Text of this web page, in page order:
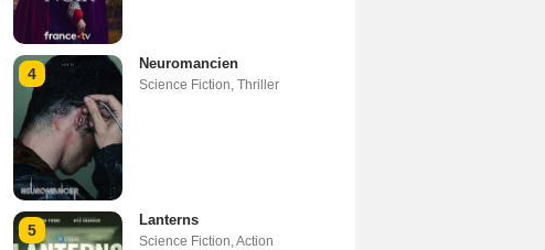
4
Neuromancien
Science Fiction Thriller
5
Lanterns
Science Fiction Action